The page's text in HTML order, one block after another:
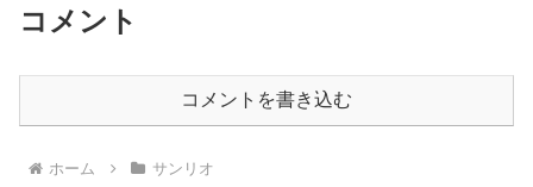
コメント
コメントを書き込む
ホーム サンリオ